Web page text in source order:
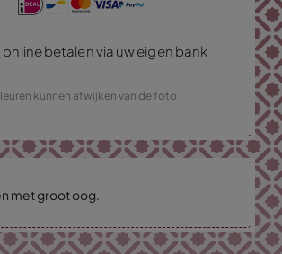
online betalen via uw eigen bank
kunnen afwijken van de foto
met groot oog.